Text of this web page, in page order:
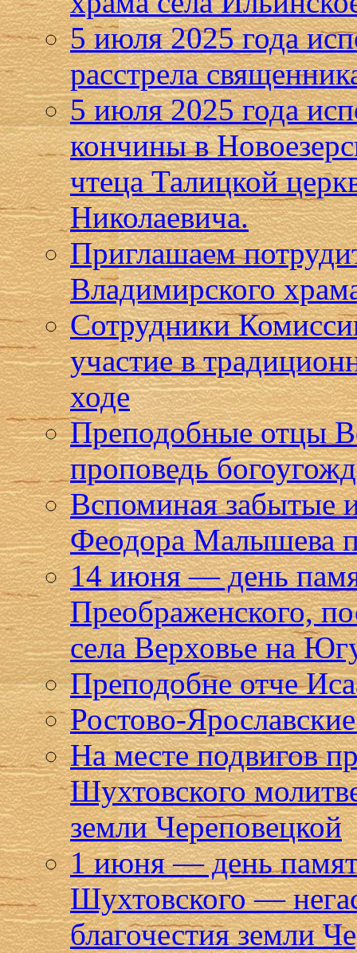
5 июля 2025 года
расстрела
5 июля 2025 года
кончины в
чтеца Талицкой
Николаевича.
Приглашаем
Владимирского
Сотрудники
участие в
ходе
Преподобные отцы
проповедь
Вспоминая забытые
Феодора Малышева
14 июня — день
Преображенского,
села Верховье на
Преподобне отче
Ростово-
На месте подвигов
Шухтовского
земли Череповецкой
1 июня — день
Шухтовского —
благочестия земли